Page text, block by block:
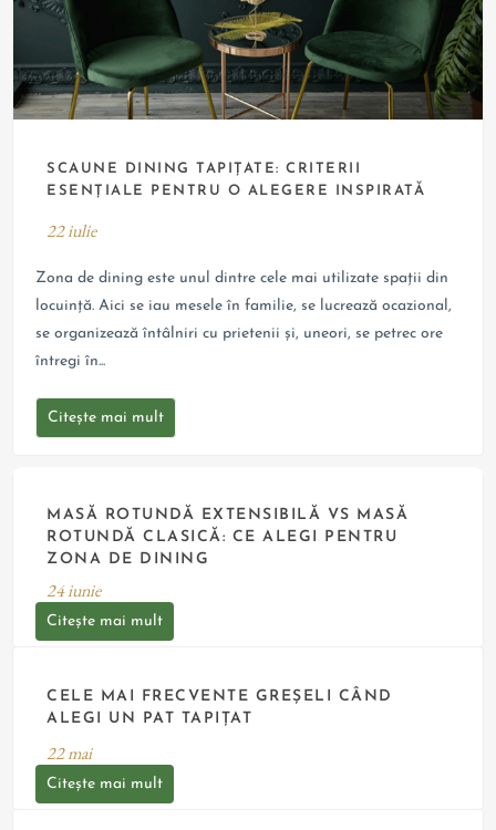
SCAUNE DINING TAPIȚATE: CRITERII
ESENȚIALE PENTRU O ALEGERE INSPIRATĂ
22iulie
Zona de dining este unul dintre cele mai utilizate spații din
locuință. Aici se iau mesele în familie, se lucrează ocazional,
se organizează întâlniri cu prietenii și, uneori, se petrec ore
întregi în...
Citește mai mult
MASĂ ROTUNDĂ EXTENSIBILĂ VS MASĂ
ROTUNDĂ CLASICĂ: CE ALEGI PENTRU
ZONA DE DINING
24iunie
Citește mai mult
CELE MAI FRECVENTE GREȘELI CÂND
ALEGI UN PAT TAPIȚAT
22mai
Citește mai mult